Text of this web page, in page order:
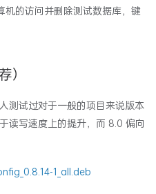
的访问并删除测试数据库，键
测试过对于一般的项目来说版本
读写速度上的提升，而 8.0 偏向
1_all.deb